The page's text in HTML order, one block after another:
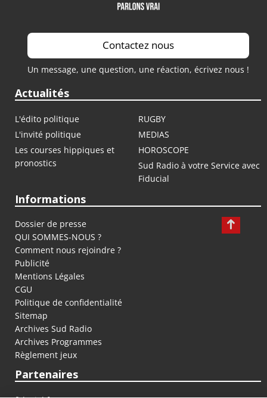
Contactez nous
Un message, une question, une réaction, écrivez nous !
Actualités
L'édito politique
RUGBY
L'invité politique
MEDIAS
Les courses hippiques et
pronostics
HOROSCOPE
Sud Radio à votre Service avec
Fiducial
Informations
Dossier de presse
QUI SOMMES-NOUS ?
Comment nous rejoindre ?
Publicité
Mentions Légales
CGU
Politique de confidentialité
Sitemap
Archives Sud Radio
Archives Programmes
Règlement jeux
Partenaires